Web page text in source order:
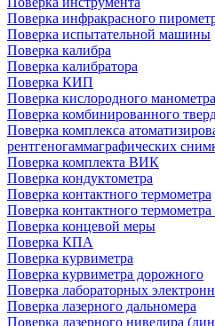
Поверка инфракрасного
Поверка испытательной машины
Поверка калибра
Поверка калибратора
Поверка КИП
Поверка кислородного манометра
Поверка комбинированного
Поверка комплекса
рентгеногаммаграфических
Поверка комплекта ВИК
Поверка кондуктометра
Поверка контактного термометра
Поверка контактного
Поверка концевой меры
Поверка КПА
Поверка курвиметра
Поверка курвиметра дорожного
Поверка лабораторных
Поверка лазерного дальномера
Поверка лазерного нивелира